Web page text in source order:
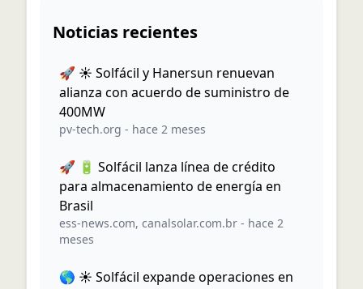
Noticias recientes
🚀 ☀️ Solfácil y Hanersun renuevan
alianza con acuerdo de suministro de
400MW
pv-tech.org - hace 2 meses
🚀 🔋 Solfácil lanza línea de crédito
para almacenamiento de energía en
Brasil
ess-news.com, canalsolar.com.br - hace 2
meses
🌎 ☀️ Solfácil expande operaciones en